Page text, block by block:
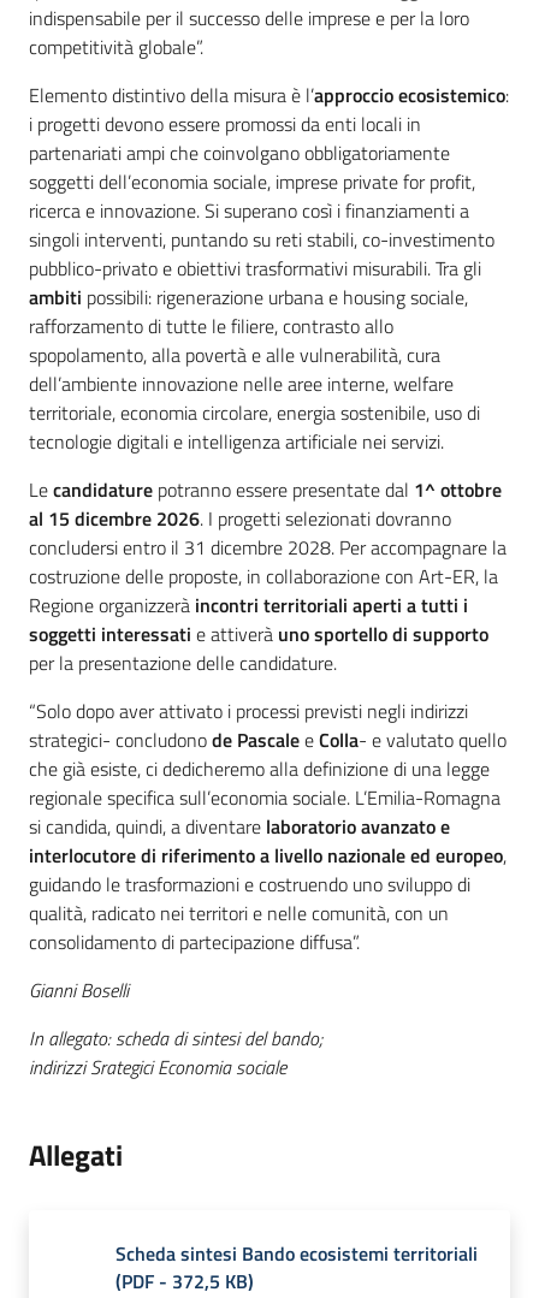
indispensabile per il successo delle imprese e per la loro
competitività globale”.
Elemento distintivo della misura è l’approccio ecosistemico:
i progetti devono essere promossi da enti locali in
partenariati ampi che coinvolgano obbligatoriamente
soggetti dell’economia sociale, imprese private for profit,
ricerca e innovazione. Si superano così i finanziamenti a
singoli interventi, puntando su reti stabili, co-investimento
pubblico-privato e obiettivi trasformativi misurabili. Tra gli
ambiti possibili: rigenerazione urbana e housing sociale,
rafforzamento di tutte le filiere, contrasto allo
spopolamento, alla povertà e alle vulnerabilità, cura
dell’ambiente innovazione nelle aree interne, welfare
territoriale, economia circolare, energia sostenibile, uso di
tecnologie digitali e intelligenza artificiale nei servizi.
Lecandidature potranno essere presentate dal 1^ ottobre
al 15 dicembre 2026. I progetti selezionati dovranno
concludersi entro il 31 dicembre 2028. Per accompagnare la
costruzione delle proposte, in collaborazione con Art-ER, la
Regione organizzerà incontri territoriali aperti a tutti i
soggetti interessati e attiverà uno sportello di supporto
per la presentazione delle candidature.
“Solo dopo aver attivato i processi previsti negli indirizzi
strategici- concludonode PascaleeColla- e valutato quello
che già esiste, ci dedicheremo alla definizione di una legge
regionale specifica sull’economia sociale. L’Emilia-Romagna
si candida, quindi, a diventare laboratorio avanzato e
interlocutore di riferimento a livello nazionale ed europeo,
guidando le trasformazioni e costruendo uno sviluppo di
qualità, radicato nei territori e nelle comunità, con un
consolidamento di partecipazione diffusa”.
Gianni Boselli
In allegato: scheda di sintesi del bando;
indirizzi Srategici Economia sociale
Allegati
Scheda sintesi Bando ecosistemi territoriali
(PDF - 372,5 KB)